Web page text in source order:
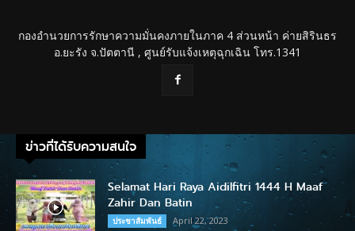
กองอำนวยการรักษาความมั่นคงภายในภาค 4 ส่วนหน้า ค่ายสิรินธร
อ.ยะรัง จ.ปัตตานี , ศูนย์รับแจ้งเหตุฉุกเฉิน โทร.1341
ข่าวที่ได้รับความสนใจ
Selamat Hari Raya Aidilfitri 1444 H Maaf
Zahir Dan Batin
ประชาสัมพันธ์ April 22, 2023